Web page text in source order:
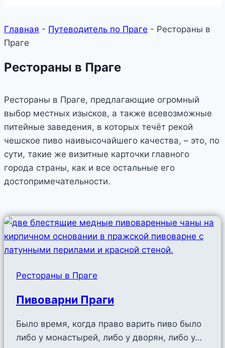
Главная - Путеводитель по Праге - Рестораны в
Праге
Рестораны в Праге
Рестораны в Праге, предлагающие огромный
выбор местных изысков, а также всевозможные
питейные заведения, в которых течёт рекой
чешское пиво наивысочайшего качества, – это, по
сути, такие же визитные карточки главного
города страны, как и все остальные его
достопримечательности.
Рестораны в Праге
Пивоварни Праги
Было время, когда право варить пиво было
либо у монастырей, либо у дворян, либо у…